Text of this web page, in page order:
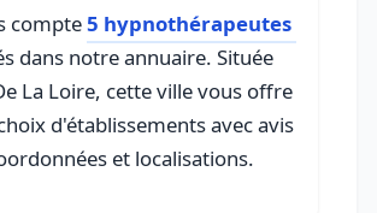
compte5 hypnothérapeutes
dans notre annuaire. Située
La Loire, cette ville vous offre
d'établissements avec avis
et localisations.